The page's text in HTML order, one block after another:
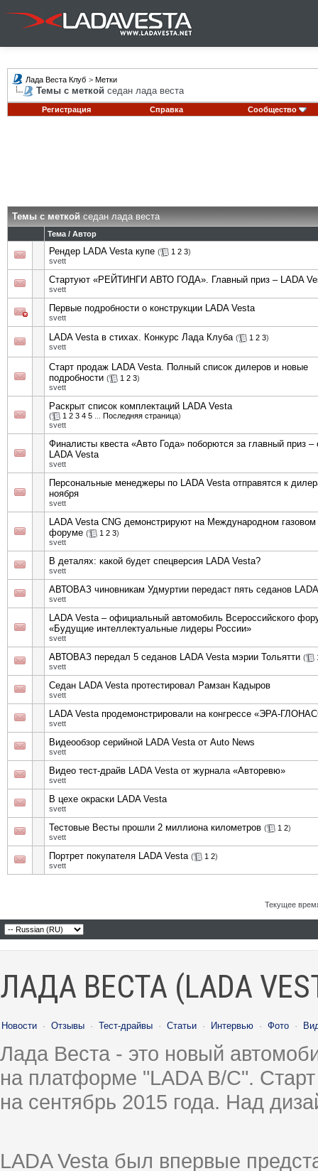
Лада Веста Клуб > Метки
Темы с меткой седан лада веста
Регистрация Справка Сообщество
Темы с меткойседан лада веста
Тема / Автор
Рендер LADA Vesta купе ( 1 2 3)
svett
Стартуют «РЕЙТИНГИ АВТО ГОДА». Главный приз – LADA
svett
Первые подробности о конструкции LADA Vesta
svett
LADA Vesta в стихах. Конкурс Лада Клуба ( 1 2 3)
svett
Старт продаж LADA Vesta. Полный список дилеров и новые
подробности ( 1 2 3)
svett
Раскрыт список комплектаций LADA Vesta
( 1 2 3 4 5 Последняя страница)
svett
Финалисты квеста «Авто Года» поборются за главный приз –
LADA Vesta
svett
Персональные менеджеры по LADA Vesta отправятся к
ноября
svett
LADA Vesta CNG демонстрируют на Международном газовом
форуме ( 1 2 3)
svett
В деталях: какой будет спецверсия LADA Vesta?
svett
АВТОВАЗ чиновникам Удмуртии передаст пять седанов
svett
LADA Vesta – официальный автомобиль Всероссийского
«Будущие интеллектуальные лидеры России»
svett
АВТОВАЗ передал 5 седанов LADA Vesta мэрии Тольятти (
svett
Седан LADA Vesta протестировал Рамзан Кадыров
svett
LADA Vesta продемонстрировали на конгрессе «ЭРА-
svett
Видеообзор серийной LADA Vesta от Auto News
svett
Видео тест-драйв LADA Vesta от журнала «Авторевю»
svett
В цехе окраски LADA Vesta
svett
Тестовые Весты прошли 2 миллиона километров ( 1 2)
svett
Портрет покупателя LADA Vesta ( 1 2)
svett
Текущее
ЛАДА ВЕСТА (LADA
Новости · Отзывы · Тест-драйвы · Статьи · Интервью · Фото ·
Лада Веста - это новый
на платформе "LADA B/C".
на сентябрь 2015 года. Над
LADA Vesta был впервые